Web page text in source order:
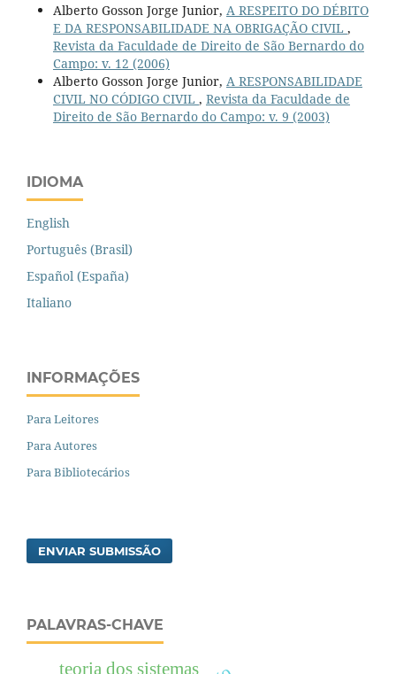
Alberto Gosson Jorge Junior, A RESPEITO DO DÉBITO
E DA RESPONSABILIDADE NA OBRIGAÇÃO CIVIL ,
Revista da Faculdade de Direito de São Bernardo do
Campo: v. 12 (2006)
Alberto Gosson Jorge Junior, A RESPONSABILIDADE
CIVIL NO CÓDIGO CIVIL , Revista da Faculdade de
Direito de São Bernardo do Campo: v. 9 (2003)
IDIOMA
English
Português (Brasil)
Español (España)
Italiano
INFORMAÇÕES
Para Leitores
Para Autores
Para Bibliotecários
ENVIAR SUBMISSÃO
PALAVRAS-CHAVE
teoria dos sistemas